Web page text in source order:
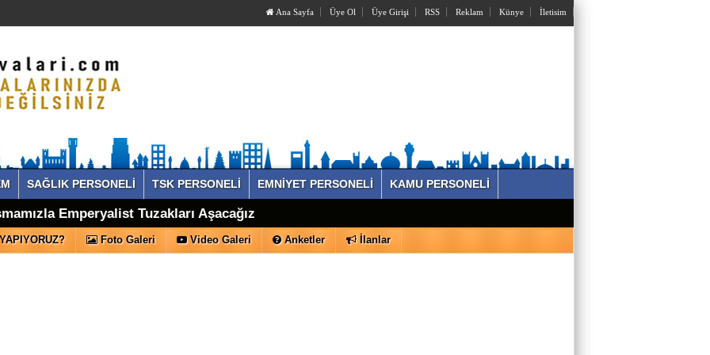
Ana Sayfa Üye Ol Üye Girişi RSS Reklam Künye İletisim
SAĞLIK PERSONELİ TSK PERSONELİ EMNİYET PERSONELİ KAMU PERSONELİ
Hakarete Sessiz mi Kalındı?
Genel Başkanı Bahçeli ile Görüşecek
Emperyalist Tuzakları Aşacağız
Foto Galeri Video Galeri Anketler İlanlar